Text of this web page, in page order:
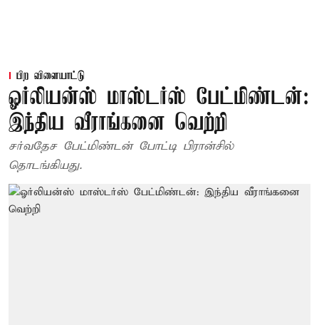
பிற விளையாட்டு
ஓர்லியன்ஸ் மாஸ்டர்ஸ் பேட்மிண்டன்:
இந்திய வீராங்கனை வெற்றி
சர்வதேச பேட்மிண்டன் போட்டி பிரான்சில்
தொடங்கியது.